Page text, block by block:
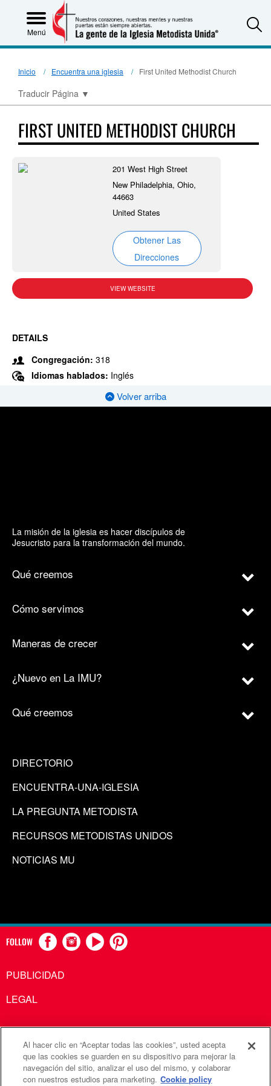
Menú
Inicio Encuentra una iglesia First United Methodist Church
Traducir Página ▼
FIRST UNITED METHODIST CHURCH
201 West High Street
New Philadelphia, Ohio,
44663
United States
Obtener Las
Direcciones
VIEW WEBSITE
DETAILS
Congregación: 318
Idiomas hablados: Inglés
Volver arriba
La misión de la iglesia es hacer discípulos de
Jesucristo para la transformación del mundo.
Qué creemos
Cómo servimos
Maneras de crecer
¿Nuevo en La IMU?
Qué creemos
DIRECTORIO
ENCUENTRA-UNA-IGLESIA
LA PREGUNTA METODISTA
RECURSOS METODISTAS UNIDOS
NOTICIAS MU
FOLLOW
PUBLICIDAD
LEGAL
Comunicaciones Metodistas Unidas es una agencia de la
Iglesia Metodista Unida
Al hacer clic en “Aceptar todas las cookies”, usted acepta
que las cookies se guarden en su dispositivo para mejorar la
navegación del sitio, analizar el uso del mismo, y colaborar
con nuestros estudios para marketing. Cookie policy